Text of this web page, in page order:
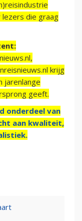
die graag
krijg
jarenlange
geeft.
onderdeel van
aan kwaliteit,